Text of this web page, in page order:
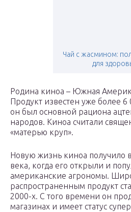
Чай с жасмином:
для
Родина киноа – Южная
Продукт известен уже более 6
он был основной рациона
народов. Киноа считали
«матерью круп».
Новую жизнь киноа получило
века, когда его открыли и
американские агрономы.
распространенным продукт
2000-х. С того времени он
магазинах и имеет статус